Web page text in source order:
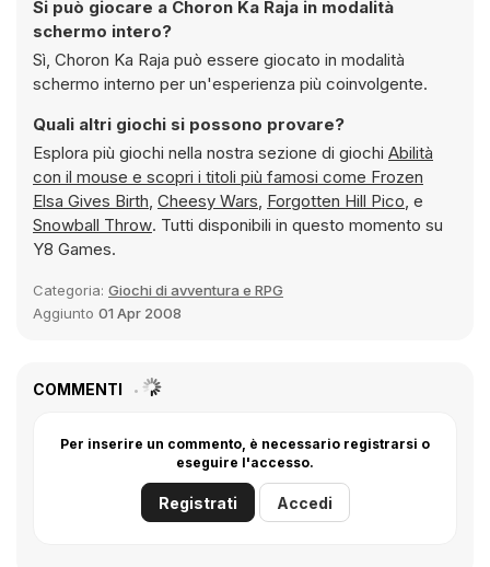
Si può giocare a Choron Ka Raja in modalità
schermo intero?
Sì, Choron Ka Raja può essere giocato in modalità
schermo interno per un'esperienza più coinvolgente.
Quali altri giochi si possono provare?
Esplora più giochi nella nostra sezione di giochi Abilità
con il mouse e scopri i titoli più famosi come Frozen
Elsa Gives Birth, Cheesy Wars, Forgotten Hill Pico, e
Snowball Throw. Tutti disponibili in questo momento su
Y8 Games.
Categoria: Giochi di avventura e RPG
Aggiunto 01 Apr 2008
COMMENTI
Per inserire un commento, è necessario registrarsi o
eseguire l'accesso.
Registrati Accedi